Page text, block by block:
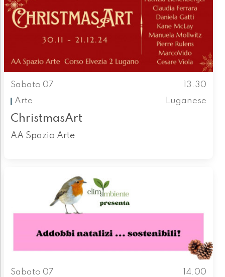
Sabato 07
13.30
Arte
Luganese
ChristmasArt
AA Spazio Arte
Sabato 07
14.00